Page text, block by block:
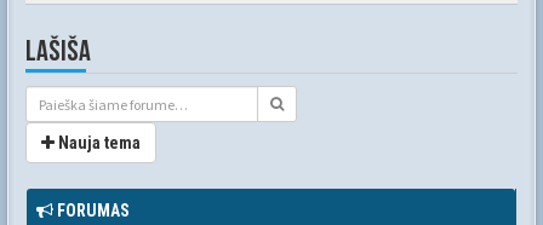
LAŠIŠA
Nauja tema
FORUMAS